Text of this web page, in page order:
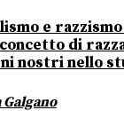
e
di
nostri nello